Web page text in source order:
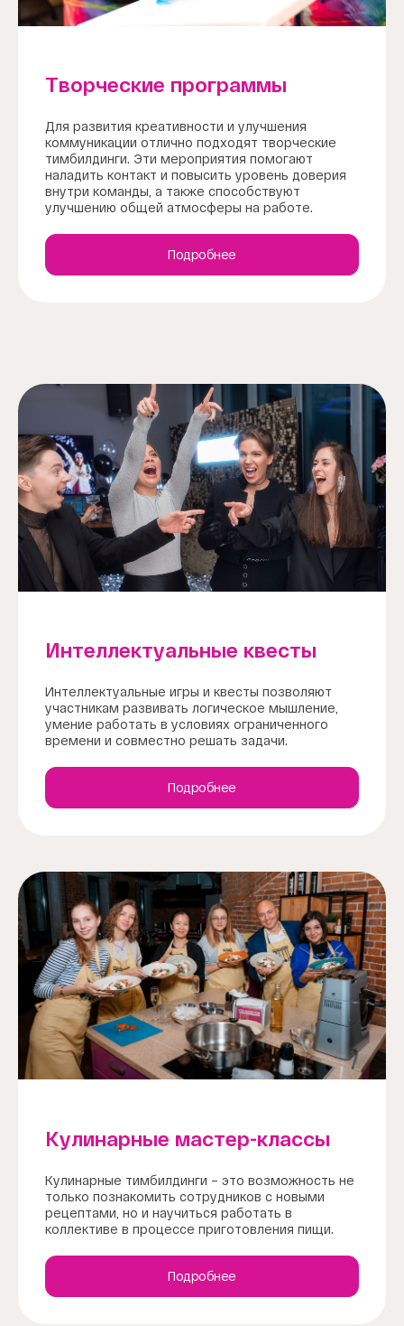
Творческие программы
Для развития креативности и улучшения
коммуникации отлично подходят творческие
тимбилдинги. Эти мероприятия помогают
наладить контакт и повысить уровень доверия
внутри команды, а также способствуют
улучшению общей атмосферы на работе.
Подробнее
Интеллектуальные квесты
Интеллектуальные игры и квесты позволяют
участникам развивать логическое мышление,
умение работать в условиях ограниченного
времени и совместно решать задачи.
Подробнее
Кулинарные мастер-классы
Кулинарные тимбилдинги – это возможность не
только познакомить сотрудников с новыми
рецептами, но и научиться работать в
коллективе в процессе приготовления пищи.
Подробнее